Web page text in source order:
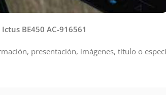
Ictus BE450 AC-916561
presentación, imágenes, título o